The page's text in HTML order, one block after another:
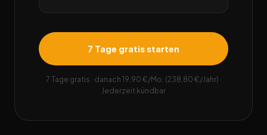
7 Tage gratis starten
7 Tage gratis · danach 19,90 €/Mo. (238,80 €/Jahr) ·
Jederzeit kündbar